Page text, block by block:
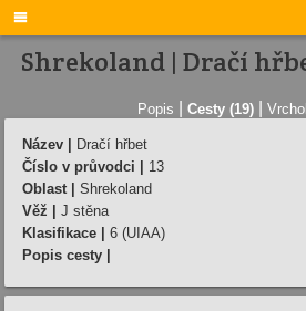

Shrekoland | Dračí
Popis Cesty (19)
Název |
Dračí hřbet
Číslo v průvodci |
13
Oblast |
Shrekoland
Věž |
J stěna
Klasifikace |
6 (UIAA)
Popis cesty |